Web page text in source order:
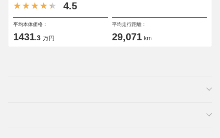
4.5
平均本体価格：
1431.3 万円
平均走行距離：
29,071 km